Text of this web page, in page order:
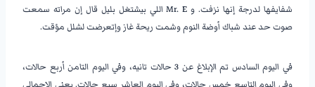
شفايفها لدرجة إنها نزفت. و Mr. E اللي بيشتغل بليل قال إن مراته سمعت
صوت حد عند شباك أوضة النوم وشمت ريحة غاز وإتعرضت لشلل مؤقت.
في اليوم السادس تم الإبلاغ عن 3 حالات تانيه، وفي اليوم التامن أربع حالات،